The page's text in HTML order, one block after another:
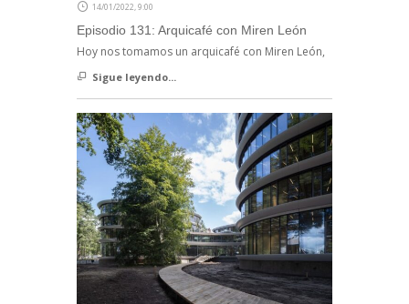
14/01/2022, 9:00
Episodio 131: Arquicafé con Miren León
Hoy nos tomamos un arquicafé con Miren León,
Sigue leyendo...